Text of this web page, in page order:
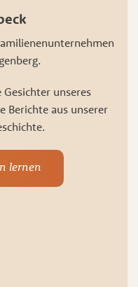
unseres
Berichte aus unserer
lernen